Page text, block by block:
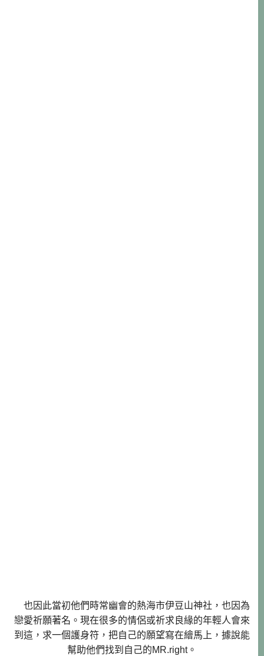
也因此當初他們時常幽會的熱海市伊豆山神社，也因為
戀愛祈願著名。現在很多的情侶或祈求良緣的年輕人會來
到這，求一個護身符，把自己的願望寫在繪馬上，據說能
幫助他們找到自己的MR.right。